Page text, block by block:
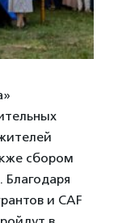
сбором
и CAF